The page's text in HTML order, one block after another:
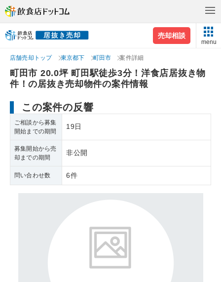
売却相談
menu
店舗売却トップ 東京都下 町田市 案件詳細
町田市 20.0坪 町田駅徒歩3分！洋食店居抜き物
件！の居抜き売却物件の案件情報
この案件の反響
ご相談から募集
開始までの期間
19日
募集開始から売
却までの期間
非公開
問い合わせ数 6件